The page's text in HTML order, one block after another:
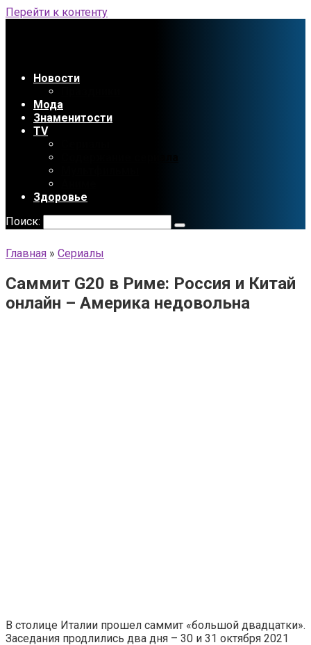
Перейти к контенту
Новости
Мода
Знаменитости
TV
Здоровье
Поиск:
Главная » Сериалы
Саммит G20 в Риме: Россия и Китай
онлайн – Америка недовольна
В столице Италии прошел саммит «большой двадцатки».
Заседания продлились два дня – 30 и 31 октября 2021